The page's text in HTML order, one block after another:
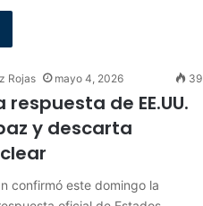
Rojas mayo 4, 2026 39
de EE.UU.
y descarta
confirmó este domingo la